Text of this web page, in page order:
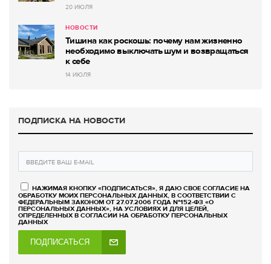
20 ИЮЛЯ
НОВОСТИ
Тишина как роскошь: почему нам жизненно
необходимо выключать шум и возвращаться
к себе
14 ИЮЛЯ
ПОДПИСКА НА НОВОСТИ
НАЖИМАЯ КНОПКУ «ПОДПИСАТЬСЯ», Я ДАЮ СВОЕ СОГЛАСИЕ НА
ОБРАБОТКУ МОИХ ПЕРСОНАЛЬНЫХ ДАННЫХ, В СООТВЕТСТВИИ С
ФЕДЕРАЛЬНЫМ ЗАКОНОМ ОТ 27.07.2006 ГОДА №152-ФЗ «О
ПЕРСОНАЛЬНЫХ ДАННЫХ», НА УСЛОВИЯХ И ДЛЯ ЦЕЛЕЙ,
ОПРЕДЕЛЕННЫХ В СОГЛАСИИ НА ОБРАБОТКУ ПЕРСОНАЛЬНЫХ
ДАННЫХ
ПОДПИСАТЬСЯ